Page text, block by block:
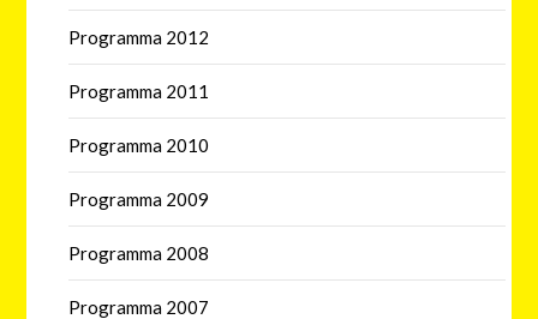
Programma 2012
Programma 2011
Programma 2010
Programma 2009
Programma 2008
Programma 2007